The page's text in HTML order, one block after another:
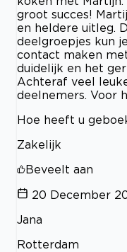
groot succes!
en heldere uitleg.
deelgroepjes kun
contact maken
duidelijk en het
Achteraf veel
deelnemers. Voor
Hoe heeft u
Zakelijk
Beveelt aan
20 December
Jana
Rotterdam